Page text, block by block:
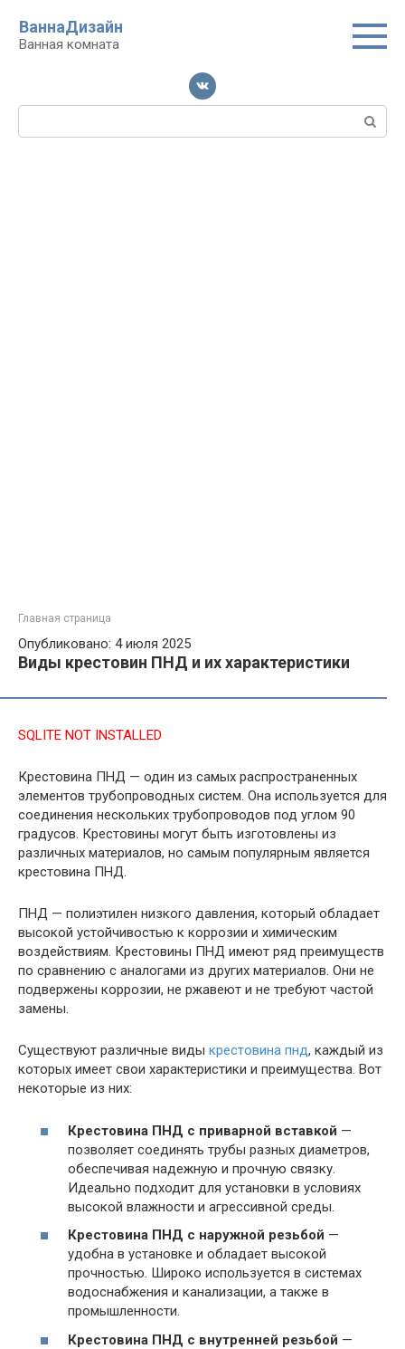
контенту
ВаннаДизайн
Ванная комната
Поиск:
Главная страница
Опубликовано: 4 июля 2025
Виды крестовин ПНД и их характеристики
SQLITE NOT INSTALLED
Крестовина ПНД — один из самых распространенных
элементов трубопроводных систем. Она используется для
соединения нескольких трубопроводов под углом 90
градусов. Крестовины могут быть изготовлены из
различных материалов, но самым популярным является
крестовина ПНД.
ПНД — полиэтилен низкого давления, который обладает
высокой устойчивостью к коррозии и химическим
воздействиям. Крестовины ПНД имеют ряд преимуществ
по сравнению с аналогами из других материалов. Они не
подвержены коррозии, не ржавеют и не требуют частой
замены.
Существуют различные виды крестовина пнд, каждый из
которых имеет свои характеристики и преимущества. Вот
некоторые из них:
Крестовина ПНД с приварной вставкой —
позволяет соединять трубы разных диаметров,
обеспечивая надежную и прочную связку.
Идеально подходит для установки в условиях
высокой влажности и агрессивной среды.
Крестовина ПНД с наружной резьбой —
удобна в установке и обладает высокой
прочностью. Широко используется в системах
водоснабжения и канализации, а также в
промышленности.
Крестовина ПНД с внутренней резьбой —